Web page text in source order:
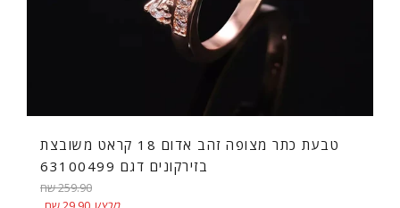
⁨טבעת כתר מצופה זהב אדום 18 קראט משובצת
בזירקונים דגם 63100499
מחיר
רגיל
259.90 שח